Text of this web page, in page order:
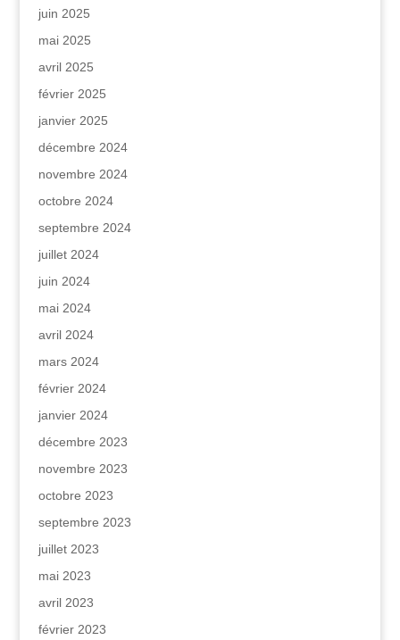
juin 2025
mai 2025
avril 2025
février 2025
janvier 2025
décembre 2024
novembre 2024
octobre 2024
septembre 2024
juillet 2024
juin 2024
mai 2024
avril 2024
mars 2024
février 2024
janvier 2024
décembre 2023
novembre 2023
octobre 2023
septembre 2023
juillet 2023
mai 2023
avril 2023
février 2023